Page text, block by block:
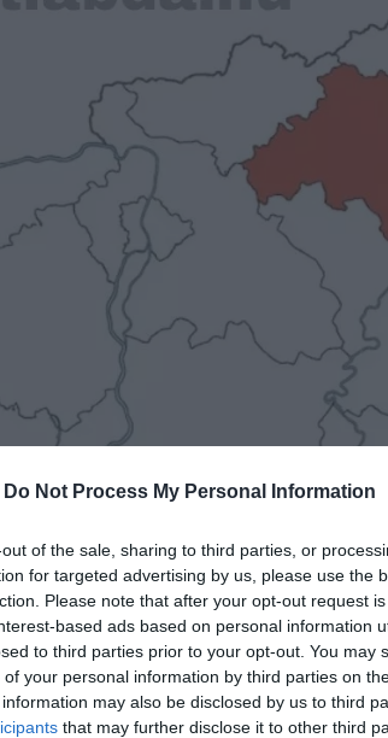
Do Not Process My Personal Information
of the sale, sharing to third parties, or
for targeted advertising by us, please use the
Please note that after your opt-out request
based ads based on personal information
to third parties prior to your opt-out. You may
your personal information by third parties on
may also be disclosed by us to third
that may further disclose it to other third
Hirdetés